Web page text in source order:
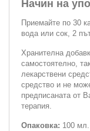
Начин на
Приемайте по 30
вода или сок, 2
Хранителна
самостоятелно,
лекарствени
средство и не
предписаната от
терапия.
Опаковка: 100 мл.